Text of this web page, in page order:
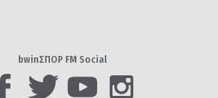
bwinΣΠΟΡ FM Social